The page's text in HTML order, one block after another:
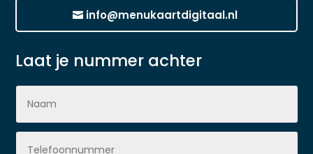
info@menukaartdigitaal.nl
Laat je nummer achter